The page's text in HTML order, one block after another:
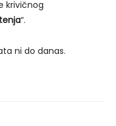
krivičnog
“.
ni do danas.